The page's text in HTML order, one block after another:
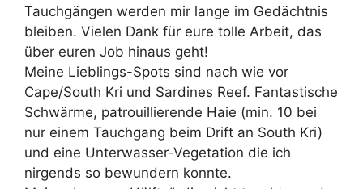
Tauchgängen werden mir lange im Gedächtnis
bleiben. Vielen Dank für eure tolle Arbeit, das
über euren Job hinaus geht!
Meine Lieblings-Spots sind nach wie vor
Cape/South Kri und Sardines Reef. Fantastische
Schwärme, patrouillierende Haie (min. 10 bei
nur einem Tauchgang beim Drift an South Kri)
und eine Unterwasser-Vegetation die ich
nirgends so bewundern konnte.